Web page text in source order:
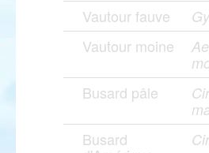
Vautour fauve
Vautour moine
Busard pâle
Busard